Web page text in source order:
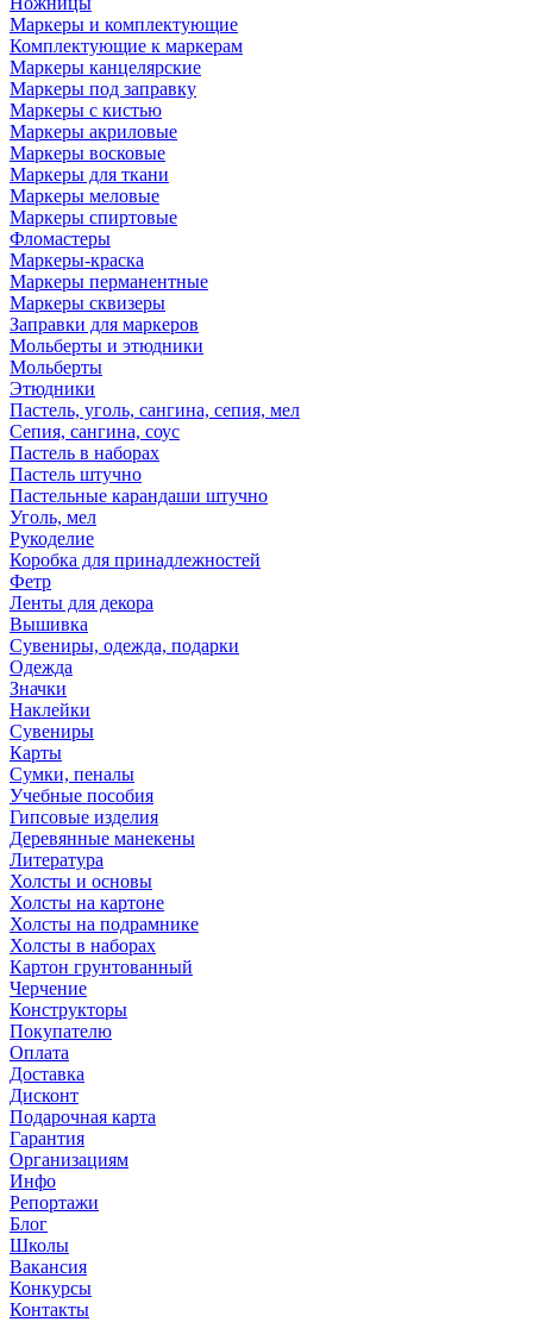
Маркеры и комплектующие
Комплектующие к маркерам
Маркеры канцелярские
Маркеры под заправку
Маркеры с кистью
Маркеры акриловые
Маркеры восковые
Маркеры для ткани
Маркеры меловые
Маркеры спиртовые
Фломастеры
Маркеры-краска
Маркеры перманентные
Маркеры сквизеры
Заправки для маркеров
Мольберты и этюдники
Мольберты
Этюдники
Пастель, уголь, сангина, сепия, мел
Сепия, сангина, соус
Пастель в наборах
Пастель штучно
Пастельные карандаши штучно
Уголь, мел
Рукоделие
Коробка для принадлежностей
Фетр
Ленты для декора
Вышивка
Сувениры, одежда, подарки
Одежда
Значки
Наклейки
Сувениры
Карты
Сумки, пеналы
Учебные пособия
Гипсовые изделия
Деревянные манекены
Литература
Холсты и основы
Холсты на картоне
Холсты на подрамнике
Холсты в наборах
Картон грунтованный
Черчение
Конструкторы
Покупателю
Оплата
Доставка
Дисконт
Подарочная карта
Гарантия
Организациям
Инфо
Репортажи
Блог
Школы
Вакансия
Конкурсы
Контакты